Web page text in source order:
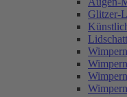
Glitzer-